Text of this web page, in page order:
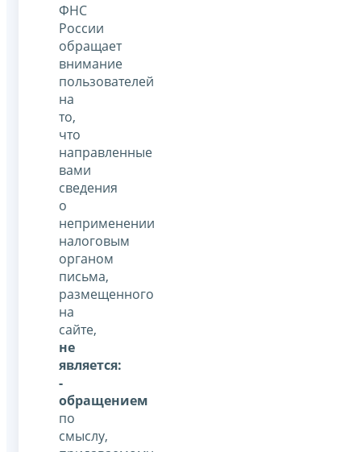
ФНС
России
обращает
внимание
пользователей
на
то,
что
направленные
вами
сведения
о
неприменении
налоговым
органом
письма,
размещенного
на
сайте,
не
является:
-
обращением
по
смыслу,